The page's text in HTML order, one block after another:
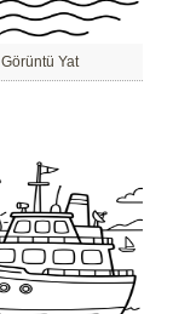
Görüntü Yat